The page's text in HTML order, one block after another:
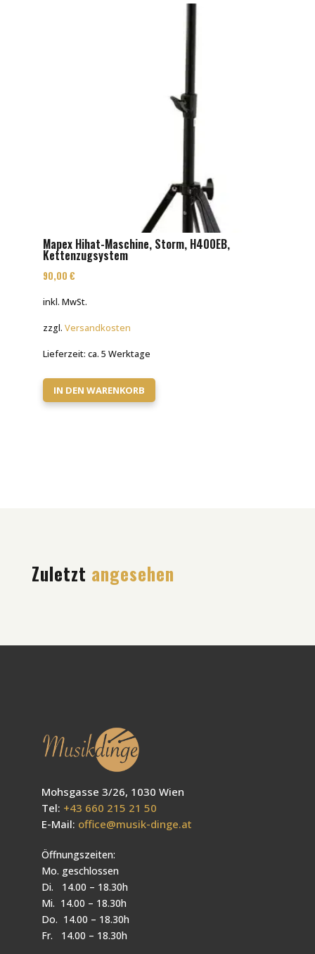
Mapex Hihat-Maschine, Storm, H400EB,
Kettenzugsystem
90,00 €
inkl. MwSt.
zzgl. Versandkosten
Lieferzeit: ca. 5 Werktage
IN DEN WARENKORB
Zuletzt angesehen
Mohsgasse 3/26, 1030 Wien
Tel: +43 660 215 21 50
E-Mail: office@musik-dinge.at
Öffnungszeiten:
Mo. geschlossen
Di. 14.00 – 18.30h
Mi. 14.00 – 18.30h
Do. 14.00 – 18.30h
Fr. 14.00 – 18.30h